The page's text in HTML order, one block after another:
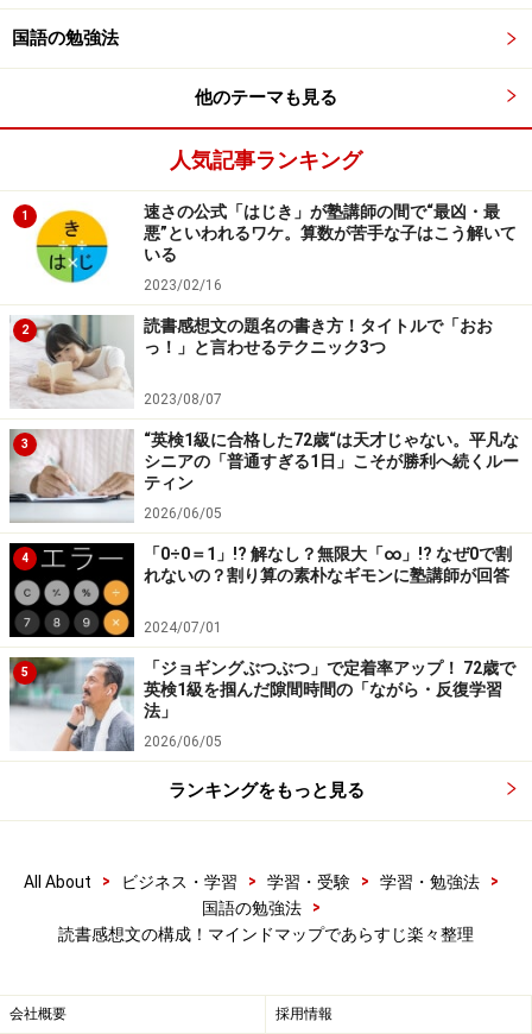
この本を読もうと思ったきっかけ
読み始めてみて最初に思ったこと（第一印象）
読んでみた途中の感想
主人公（登場人物）と自分の同じところ
自分だったらどんなストーリーになっていたか
まとめの感想
この本を薦めたい理由や相手
このような質問をあらかじめ作っておき、本を読みなが
ら、あるいは本を読んだ後に、質問に答える形で読書感
想文を書いていくのです（答えられない場合はとばして
もらってもかまいません）。
さらに、読書感想文コンクールで入賞するためのテクニ
ックとして、あえて「2．読み始めてみて最初に思った
こと（第一印象）」を感想文の最初に書く、といった書
き方もあります。
いずれにしても、マインドマップに書いた読書感想文の
下書きが役に立つこと間違いありません。マインドマッ
す。
しむことはありませんね。
国語の勉強法
他のテーマも見る
人気記事ランキング
1
速さの公式「はじき」が塾講師の間で“最凶・最
悪”といわれるワケ。算数が苦手な子はこう解いて
いる
2023/02/16
2
読書感想文の題名の書き方！タイトルで「おお
っ！」と言わせるテクニック3つ
2023/08/07
3
“英検1級に合格した72歳“は天才じゃない。平凡な
シニアの「普通すぎる1日」こそが勝利へ続くルー
ティン
2026/06/05
4
「0÷0＝1」!? 解なし？無限大「∞」!? なぜ0で割
れないの？割り算の素朴なギモンに塾講師が回答
2024/07/01
5
「ジョギングぶつぶつ」で定着率アップ！ 72歳で
英検1級を掴んだ隙間時間の「ながら・反復学習
法」
2026/06/05
ランキングをもっと見る
All About > ビジネス・学習 > 学習・受験 > 学習・勉強法
>
国語の勉強法
>
読書感想文の構成！マインドマップであらすじ楽々整理
会社概要 採用情報